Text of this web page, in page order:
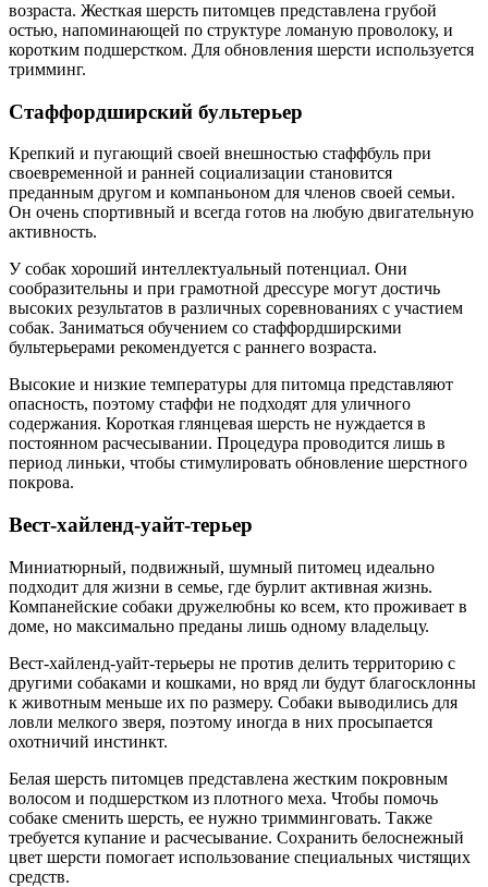
возраста. Жесткая шерсть питомцев представлена грубой
остью, напоминающей по структуре ломаную проволоку, и
коротким подшерстком. Для обновления шерсти используется
тримминг.
Стаффордширский бультерьер
Крепкий и пугающий своей внешностью стаффбуль при
своевременной и ранней социализации становится
преданным другом и компаньоном для членов своей семьи.
Он очень спортивный и всегда готов на любую двигательную
активность.
У собак хороший интеллектуальный потенциал. Они
сообразительны и при грамотной дрессуре могут достичь
высоких результатов в различных соревнованиях с участием
собак. Заниматься обучением со стаффордширскими
бультерьерами рекомендуется с раннего возраста.
Высокие и низкие температуры для питомца представляют
опасность, поэтому стаффи не подходят для уличного
содержания. Короткая глянцевая шерсть не нуждается в
постоянном расчесывании. Процедура проводится лишь в
период линьки, чтобы стимулировать обновление шерстного
покрова.
Вест-хайленд-уайт-терьер
Миниатюрный, подвижный, шумный питомец идеально
подходит для жизни в семье, где бурлит активная жизнь.
Компанейские собаки дружелюбны ко всем, кто проживает в
доме, но максимально преданы лишь одному владельцу.
Вест-хайленд-уайт-терьеры не против делить территорию с
другими собаками и кошками, но вряд ли будут благосклонны
к животным меньше их по размеру. Собаки выводились для
ловли мелкого зверя, поэтому иногда в них просыпается
охотничий инстинкт.
Белая шерсть питомцев представлена жестким покровным
волосом и подшерстком из плотного меха. Чтобы помочь
собаке сменить шерсть, ее нужно тримминговать. Также
требуется купание и расчесывание. Сохранить белоснежный
цвет шерсти помогает использование специальных чистящих
средств.